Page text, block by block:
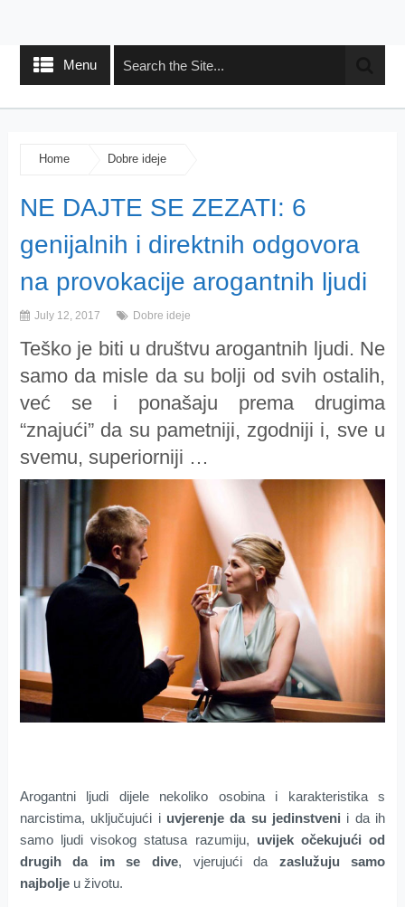
Menu
Home Dobre ideje
NE DAJTE SE ZEZATI: 6
genijalnih i direktnih odgovora
na provokacije arogantnih ljudi
July 12, 2017 Dobre ideje
Teško je biti u društvu arogantnih ljudi. Ne
samo da misle da su bolji od svih ostalih,
već se i ponašaju prema drugima
“znajući” da su pametniji, zgodniji i, sve u
svemu, superiorniji …
Arogantni ljudi dijele nekoliko osobina i karakteristika s
narcistima, uključujući iuvjerenje da su jedinstveni i da ih
samo ljudi visokog statusa razumiju, uvijek očekujući od
drugih da im se dive, vjerujući da zaslužuju samo
najboljeu životu.